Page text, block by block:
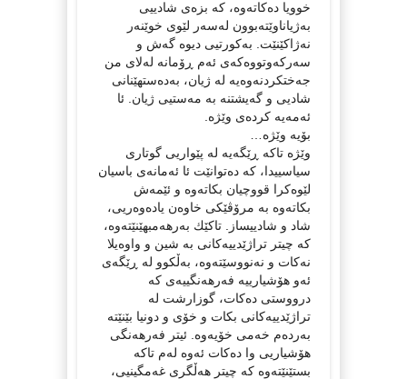
خوویا ده‌كاته‌وه‌، كه‌ بزه‌ی شادییی
به‌ژیاناوێته‌بوون له‌سه‌ر لێوی خوێنه‌ر
نه‌ژاكێنێت. به‌كورتیی دیوه‌ گه‌ش و
سه‌ركه‌وتووه‌كه‌ی ئه‌م ڕۆمانه‌ له‌لای من
جه‌ختكردنه‌وه‌یه‌ له‌ ژیان، به‌ده‌ستهێنانی
شادیی و گه‌یشتنه‌ به‌ مه‌ستیی ژیان. ئا
ئه‌مه‌یه‌ كرده‌ی وێژه‌.
بۆیه‌ وێژه‌…
وێژه‌ تاكه‌ ڕێگه‌یه‌ له‌ پێواریی گوتاری
سیاسییدا، كه‌ ده‌توانێت ئا ئه‌مانه‌ی باسیان
لێوه‌كرا‌ قووچیان بكاته‌وه‌ و ئێمه‌ش
بكاته‌وه‌ به‌ مرۆڤێكی خاوه‌ن یاده‌وه‌ریی،
شاد و شادییساز. تاكێك به‌رهه‌مبهێنێته‌وه‌،
كه‌ چیتر تراژێدییه‌كانی به‌ شین و واوه‌یلا
نه‌كات و نه‌نووسێته‌وه‌‌، به‌ڵكوو له‌ ڕێگه‌ی
ئه‌و هۆشیارییه‌ فه‌رهه‌نگییه‌ی كه‌
درووستی ده‌كات‌، گوزارشت له‌
تراژێدییه‌كانی بكات و خۆی و دونیا بێنێته‌
به‌رده‌م خه‌می خۆیه‌وه‌. ئیتر فه‌رهه‌نگی
هۆشیاریی وا ده‌كات ئه‌وه‌ له‌م تاكه‌
بستێنێته‌وه‌ كه‌ چیتر هه‌ڵگری غه‌مگینیی،